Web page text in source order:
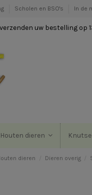
Scholen en BSO's In de
uw bestelling op
Houten dieren
dieren Dieren overig